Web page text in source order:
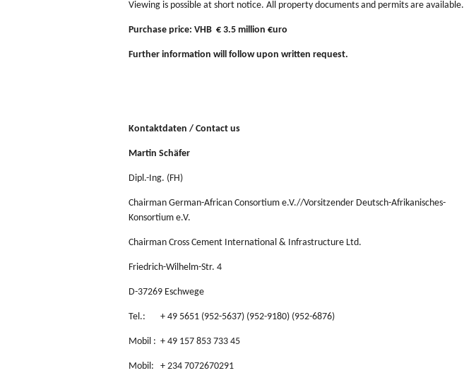
Viewing is possible at short notice. All property documents and permits are available.
Purchase price: VHB € 3.5 million €uro
Further information will follow upon written request.
Kontaktdaten / Contact us
Martin Schäfer
Dipl.-Ing. (FH)
Chairman German-African Consortium e.V.//Vorsitzender Deutsch-Afrikanisches-
Konsortium e.V.
Chairman Cross Cement International & Infrastructure Ltd.
Friedrich-Wilhelm-Str. 4
D-37269 Eschwege
Tel.: + 49 5651 (952-5637) (952-9180) (952-6876)
Mobil : + 49 157 853 733 45
Mobil: + 234 7072670291